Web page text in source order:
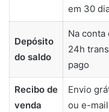
em 30
Depósito
do saldo
Na conta
24h
pago
Recibo de
venda
Envio
ou e-mail